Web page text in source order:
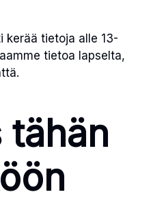
kerää tietoja alle 13-
tietoa lapselta,
tähän